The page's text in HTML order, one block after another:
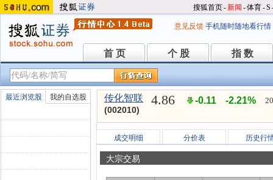
搜狐首页-新闻 -体育-S
意见反馈 手机随时随地看行情
首 页
首 页 个 股
个 股 指 数
指 数
最近浏览股 我的自选股 传化智联
(002010)
4.86 -0.11 -2.21%
成交明细 分价表 历史行
大宗交易